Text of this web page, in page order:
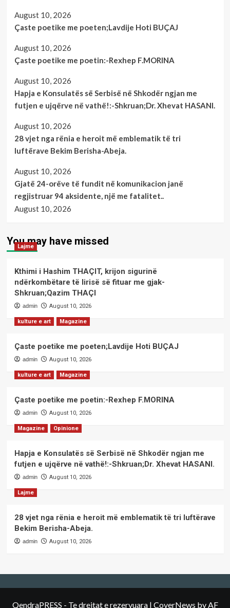
August 10, 2026
Çaste poetike me poeten;Lavdije Hoti BUÇAJ
August 10, 2026
Çaste poetike me poetin:-Rexhep F.MORINA
August 10, 2026
Hapja e Konsulatës së Serbisë në Shkodër ngjan me
futjen e ujqërve në vathë!:-Shkruan;Dr. Xhevat HASANI.
August 10, 2026
28 vjet nga rënia e heroit më emblematik të tri
luftërave Bekim Berisha-Abeja.
August 10, 2026
Gjatë 24-orëve të fundit në komunikacion janë
regjistruar 94 aksidente, një me fatalitet..
August 10, 2026
You may have missed
Lajme
Kthimi i Hashim THAÇIT, krijon sigurinë
ndërkombëtare të lirisë së fituar me gjak-
Shkruan;Qazim THAÇI
admin August 10, 2026
kulture e art Magazine
Çaste poetike me poeten;Lavdije Hoti BUÇAJ
admin August 10, 2026
kulture e art Magazine
Çaste poetike me poetin:-Rexhep F.MORINA
admin August 10, 2026
Magazine Opinione
Hapja e Konsulatës së Serbisë në Shkodër ngjan me
futjen e ujqërve në vathë!:-Shkruan;Dr. Xhevat HASANI.
admin August 10, 2026
Lajme
28 vjet nga rënia e heroit më emblematik të tri luftërave
Bekim Berisha-Abeja.
admin August 10, 2026
QendraPRESS - Te drejtat e rezervuara | CoverNews by AF